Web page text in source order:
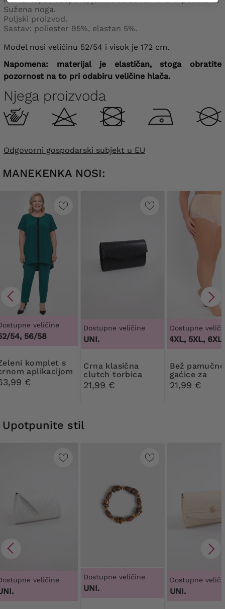
Sužena noga.
Poljski proizvod.
Sastav: poliester 95%, elastan 5%.
Model nosi veličinu 52/54 i visok je 172 cm.
Napomena: materijal je elastičan, stoga obratite
pozornost na to pri odabiru veličine hlača.
Njega proizvoda
Odgovorni gospodarski subjekt u EU
MANEKENKA NOSI:
veličine
54, 56/58
s
aplikacijom
€
Dostupne veličine
UNI.
Crna klasična
clutch torbica
21,99 €
Dostupne
3XL, 4XL, 5XL, 6XL,
Bež pamučne
gaćice za
oblikovanje
čipkom
21,99 €
Upotpunite stil
veličine Dostupne veličine
UNI.
Dostupne
UNI.